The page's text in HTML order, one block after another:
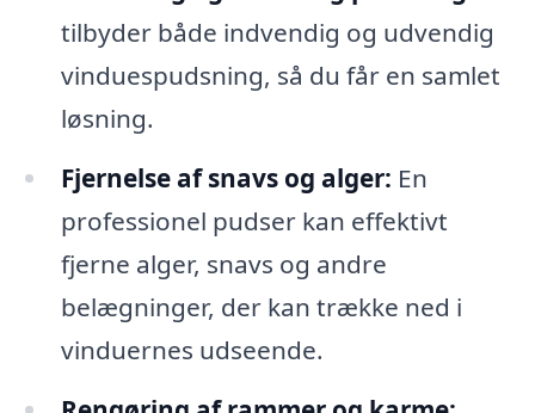
tilbyder både indvendig og udvendig
vinduespudsning, så du får en samlet
løsning.
Fjernelse af snavs og alger: En
professionel pudser kan effektivt
fjerne alger, snavs og andre
belægninger, der kan trække ned i
vinduernes udseende.